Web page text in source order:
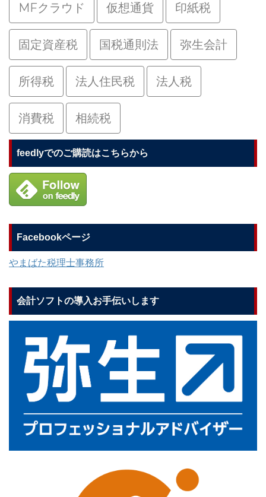
MFクラウド 仮想通貨 印紙税
固定資産税 国税通則法 弥生会計
所得税 法人住民税 法人税
消費税 相続税
feedlyでのご購読はこちらから
Facebookページ
やまばた税理士事務所
会計ソフトの導入お手伝いします